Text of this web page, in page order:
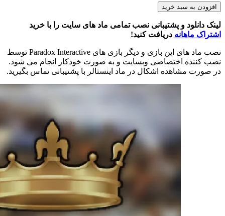
Hearts
of
Iron
IV:
Empire
Alpha
0.5.1:
Liberty
Or
افزودن به سبد خرید
لینک دانلود و پشتیبانی نصب تمامی ماد های سایت را با خرید
اشتراک ماهانه دریافت کنید!
نصب ماد های این بازی و دیگر بازی های Paradox Interactive توسط
نصب کننده اختصاصی وبسایت و به صورت خودکار انجام می شود.
در صورت مشاهده اشکال در ماد اینستالر با پشتیبانی تماس بگیرید.